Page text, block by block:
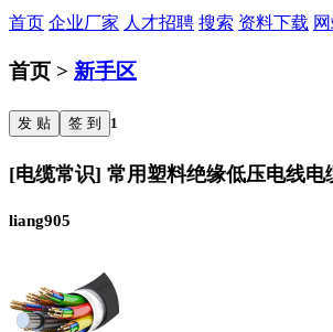
首页 企业厂家 人才招聘 搜索 资料下载
首页 > 新手区
发 贴 签 到 1
[电缆常识] 常用塑料绝缘低压电线电
liang905